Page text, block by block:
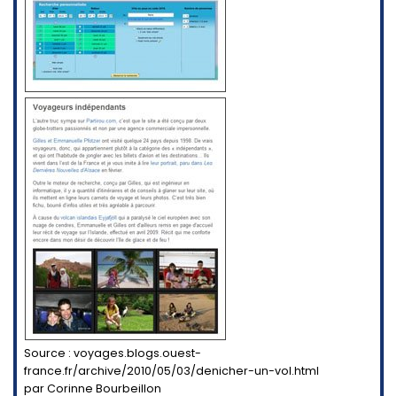
Source : voyages.blogs.ouest-
france.fr/archive/2010/05/03/denicher-un-vol.html
par Corinne Bourbeillon